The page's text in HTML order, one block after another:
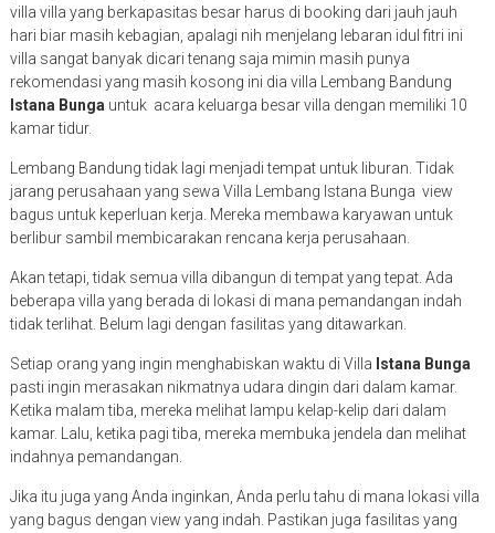
villa villa yang berkapasitas besar harus di booking dari jauh jauh
hari biar masih kebagian, apalagi nih menjelang lebaran idul fitri ini
villa sangat banyak dicari tenang saja mimin masih punya
rekomendasi yang masih kosong ini dia villa Lembang Bandung
Istana Bungauntuk acara keluarga besar villa dengan memiliki 10
kamar tidur.
Lembang Bandung tidak lagi menjadi tempat untuk liburan. Tidak
jarang perusahaan yang sewa Villa Lembang Istana Bunga view
bagus untuk keperluan kerja. Mereka membawa karyawan untuk
berlibur sambil membicarakan rencana kerja perusahaan.
Akan tetapi, tidak semua villa dibangun di tempat yang tepat. Ada
beberapa villa yang berada di lokasi di mana pemandangan indah
tidak terlihat. Belum lagi dengan fasilitas yang ditawarkan.
Setiap orang yang ingin menghabiskan waktu di Villa Istana Bunga
pasti ingin merasakan nikmatnya udara dingin dari dalam kamar.
Ketika malam tiba, mereka melihat lampu kelap-kelip dari dalam
kamar. Lalu, ketika pagi tiba, mereka membuka jendela dan melihat
indahnya pemandangan.
Jika itu juga yang Anda inginkan, Anda perlu tahu di mana lokasi villa
yang bagus dengan view yang indah. Pastikan juga fasilitas yang